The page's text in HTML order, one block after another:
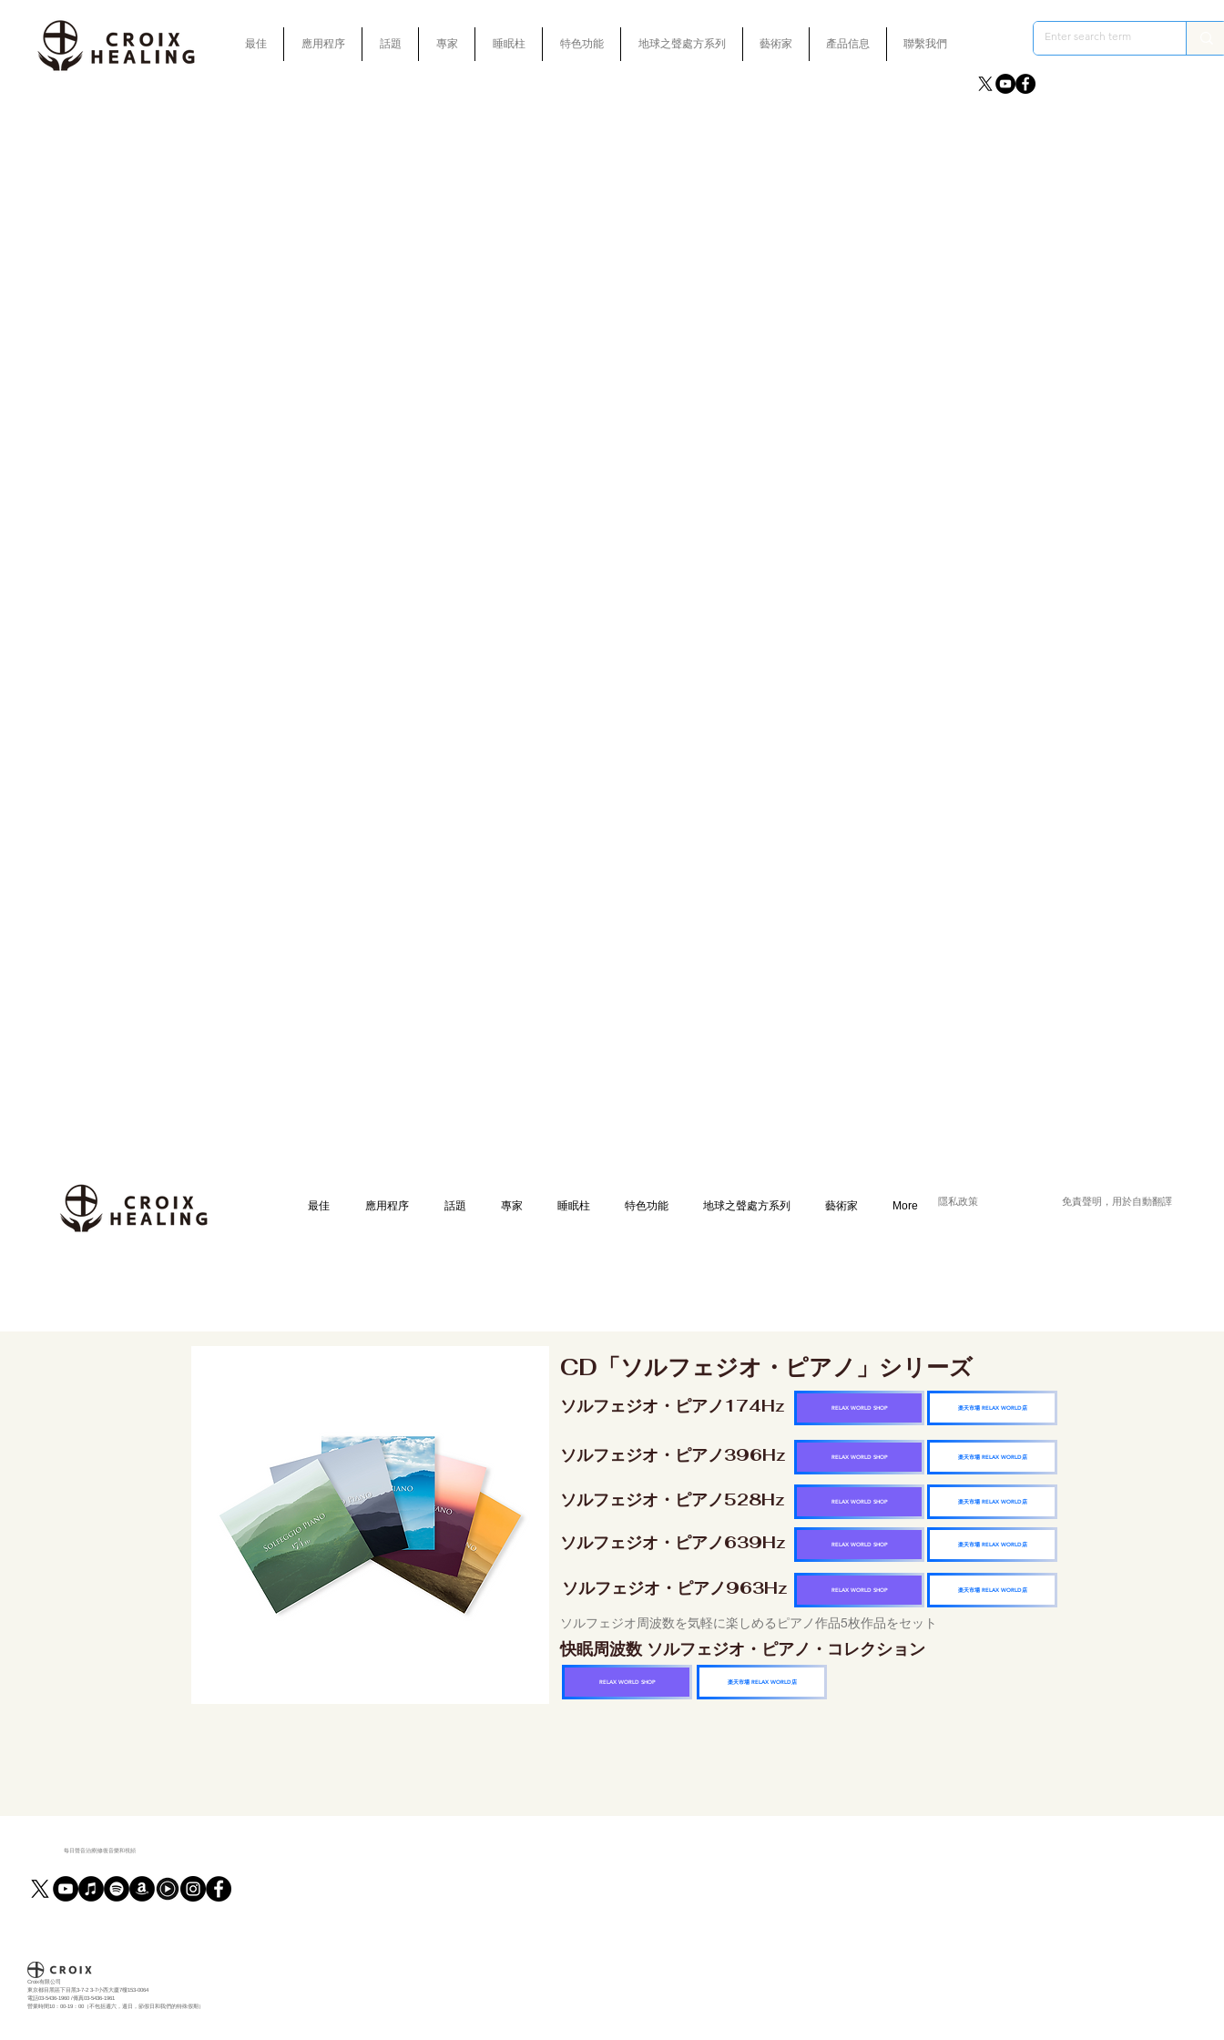
最佳 應用程序 話題 專家 睡眠柱 特色功能 地球之聲處方系列 藝術家 產品信息 聯繫我們
最佳 應用程序 話題 專家 睡眠柱 特色功能 地球之聲處方系列 藝術家 More 隱私政策 免責聲明，用於自動翻譯
CD「ソルフェジオ・ピアノ」シリーズ
ソルフェジオ・ピアノ174Hz 楽天市場 RELAX WORLD店
RELAX WORLD SHOP
ソルフェジオ・ピアノ396Hz 楽天市場 RELAX WORLD店
RELAX WORLD SHOP
ソルフェジオ・ピアノ528Hz 楽天市場 RELAX WORLD店
RELAX WORLD SHOP
ソルフェジオ・ピアノ639Hz 楽天市場 RELAX WORLD店
RELAX WORLD SHOP
ソルフェジオ・ピアノ963Hz 楽天市場 RELAX WORLD店
RELAX WORLD SHOP
ソルフェジオ周波数を気軽に楽しめるピアノ作品5枚作品をセット
快眠周波数 ソルフェジオ・ピアノ・コレクション
RELAX WORLD SHOP 楽天市場 RELAX WORLD店
每日聲音治療|修復音樂和視頻
Croix有限公司
東京都目黑區下目黑3-7-2 3-7小西大廈7樓153-0064
電話03-5436-1960 /傳真03-5436-1961
營業時間10：00-19：00（不包括週六，週日，節假日和我們的特殊假期）